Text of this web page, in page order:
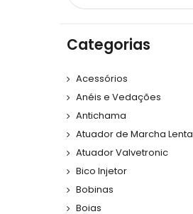
Categorias
Acessórios
Anéis e Vedações
Antichama
Atuador de Marcha Lenta
Atuador Valvetronic
Bico Injetor
Bobinas
Boias